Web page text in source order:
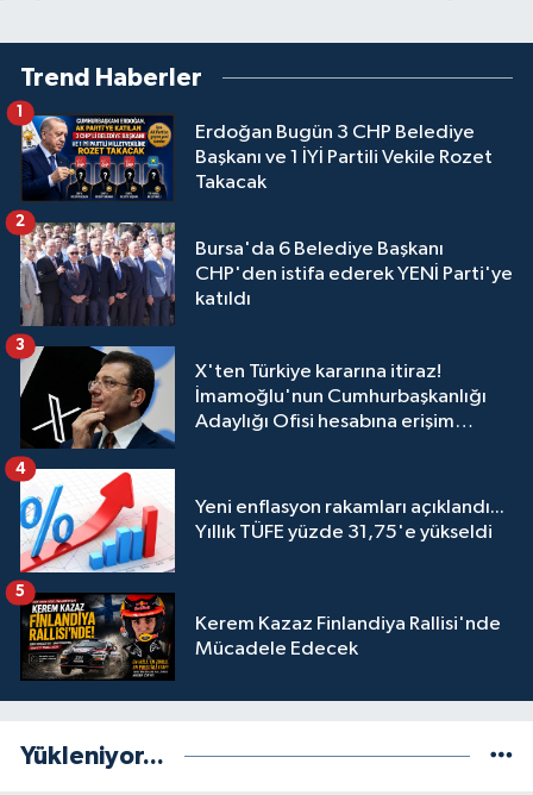
Trend Haberler
Erdoğan Bugün 3 CHP Belediye
Başkanı ve 1 İYİ Partili Vekile Rozet
Takacak
1
Bursa'da 6 Belediye Başkanı
CHP'den istifa ederek YENİ Parti'ye
katıldı
2
X'ten Türkiye kararına itiraz!
İmamoğlu'nun Cumhurbaşkanlığı
Adaylığı Ofisi hesabına erişim
3
Yeni enflasyon rakamları açıklandı...
Yıllık TÜFE yüzde 31,75'e yükseldi
4
Kerem Kazaz Finlandiya Rallisi'nde
Mücadele Edecek
5
Yükleniyor...